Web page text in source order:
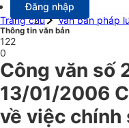
Đăng nhập
Trang chủ
Văn bản pháp
Thông tin văn bản
122
0
Công văn số
13/01/2006
về việc chính